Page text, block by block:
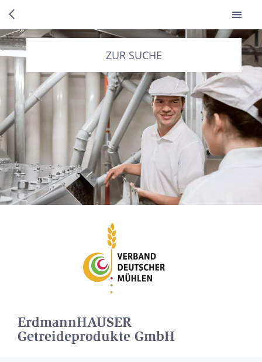
ZUR SUCHE
ErdmannHAUSER
Getreideprodukte GmbH